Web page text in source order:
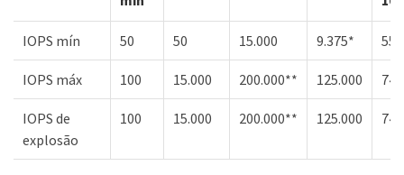
IOPS mín 50 50 15.000 9.375*
IOPS máx 100 15.000 200.000** 125.000
IOPS de
explosão
100 15.000 200.000** 125.000